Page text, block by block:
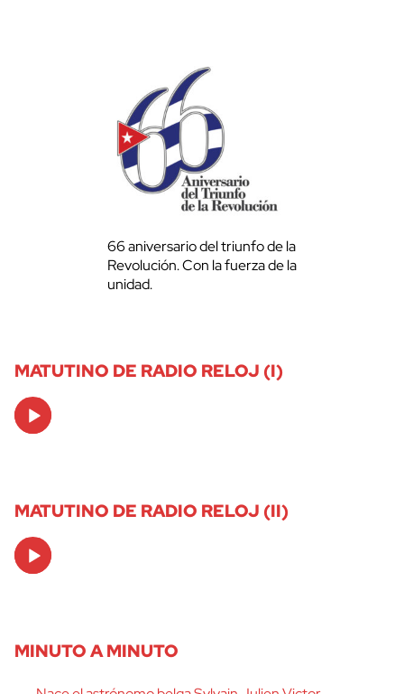
66 aniversario del triunfo de la
Revolución. Con la fuerza de la
unidad.
MATUTINO DE RADIO RELOJ (I)
Audio
Player
MATUTINO DE RADIO RELOJ (II)
Audio
Player
MINUTO A MINUTO